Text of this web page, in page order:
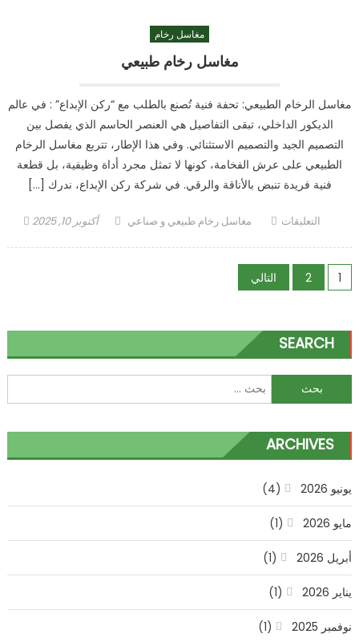
مغاسل رخام
مغاسل رخام طبيعي
مغاسل الرخام الطبيعي: تحفة فنية تُصنع بالطلب مع “ركن الإبداع” : في عالم
الديكور الداخلي، تبقى التفاصيل هي العنصر الحاسم الذي يفصل بين
التصميم الجيد والتصميم الاستثنائي. وفي هذا الإطار، تتربع مغاسل الرخام
الطبيعي على عرش الفخامة، كونها لا تمثل مجرد أداة وظيفية، بل قطعة
فنية فريدة تنبض بالأناقة والرقي. في شركة ركن الإبداع، ندرك […]
Posted أكتوبر 10, 2025 Author
مغاسل رخام طبيعي و صناعي التعليقاتعلى
طبيعي
مغلقة
تعدد
المقالات
1
2 التالي
SEARCH
البحث
عن:
ARCHIVES
يونيو 2026 (4)
مايو 2026 (1)
أبريل 2026 (1)
يناير 2026 (1)
نوفمبر 2025 (1)